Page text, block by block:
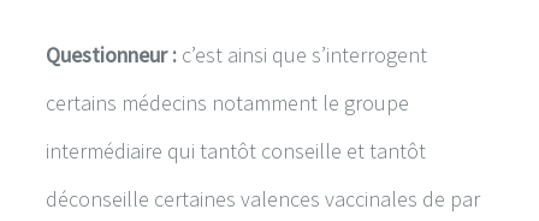
Questionneur : c’est ainsi que s’interrogent
certains médecins notamment le groupe
intermédiaire qui tantôt conseille et tantôt
déconseille certaines valences vaccinales de par